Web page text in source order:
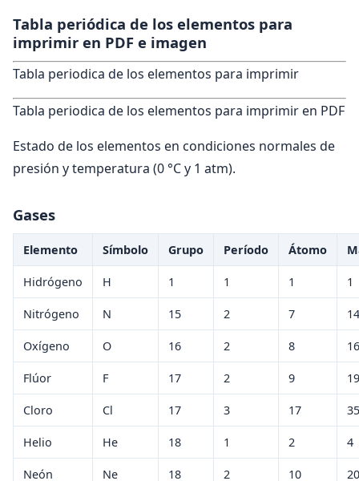
Tabla periódica de los elementos para
imprimir en PDF e imagen
Tabla periodica de los elementos para imprimir
Tabla periodica de los elementos para imprimir en PDF
Estado de los elementos en condiciones normales de
presión y temperatura (0 °C y 1 atm).
Gases
Elemento Símbolo Grupo Período Átomo
Hidrógeno H 1 1 1 1
Nitrógeno N 15 2 7 14
Oxígeno O 16 2 8 16
Flúor F 17 2 9 19
Cloro Cl 17 3 17 35
Helio He 18 1 2 4
Neón Ne 18 2 10 20